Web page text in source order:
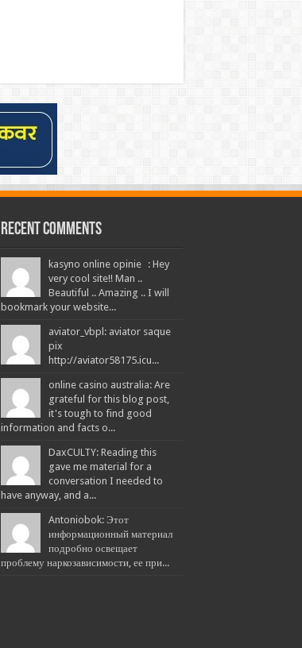
Recent Comments
kasyno online opinie : Hey
very cool site!! Man ..
Beautiful .. Amazing .. I will
bookmark your website...
aviator_vbpl: aviator saque
pix
http://aviator58175.icu...
online casino australia: Are
grateful for this blog post,
it's tough to find good
information and facts o...
DaxCULTY: Reading this
gave me material for a
conversation I needed to
have anyway, and a...
Antoniobok: Этот
информационный материал
подробно освещает
проблему наркозависимости, ее при...